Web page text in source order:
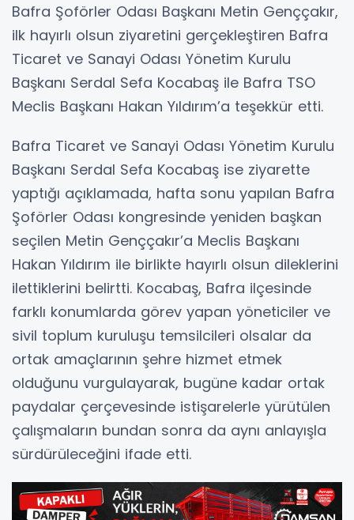
Bafra Şoförler Odası Başkanı Metin Genççakır,
ilk hayırlı olsun ziyaretini gerçekleştiren Bafra
Ticaret ve Sanayi Odası Yönetim Kurulu
Başkanı Serdal Sefa Kocabaş ile Bafra TSO
Meclis Başkanı Hakan Yıldırım’a teşekkür etti.
Bafra Ticaret ve Sanayi Odası Yönetim Kurulu
Başkanı Serdal Sefa Kocabaş ise ziyarette
yaptığı açıklamada, hafta sonu yapılan Bafra
Şoförler Odası kongresinde yeniden başkan
seçilen Metin Genççakır’a Meclis Başkanı
Hakan Yıldırım ile birlikte hayırlı olsun dileklerini
ilettiklerini belirtti. Kocabaş, Bafra ilçesinde
farklı konumlarda görev yapan yöneticiler ve
sivil toplum kuruluşu temsilcileri olsalar da
ortak amaçlarının şehre hizmet etmek
olduğunu vurgulayarak, bugüne kadar ortak
paydalar çerçevesinde istişarelerle yürütülen
çalışmaların bundan sonra da aynı anlayışla
sürdürüleceğini ifade etti.